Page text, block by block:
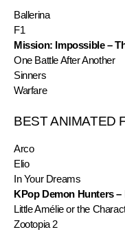
Ballerina
F1
Mission: Impossible –
One Battle After Another
Sinners
Warfare
BEST ANIMATED
Arco
Elio
In Your Dreams
KPop Demon Hunters
Little Amélie or the
Zootopia 2